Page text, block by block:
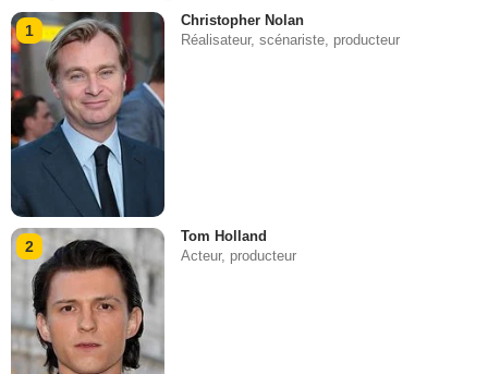
1
Christopher Nolan
Réalisateur, scénariste, producteur
2
Tom Holland
Acteur, producteur